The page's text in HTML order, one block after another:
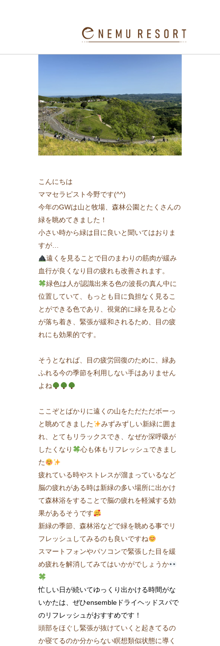
緑を見る効果
こんにちは
ママセラピスト今野です(^^)
今年のGWは山と牧場、森林公園とたくさんの
緑を眺めてきました！
小さい時から緑は目に良いと聞いてはおりま
すが…
遠くを見ることで目のまわりの筋肉が緩み
血行が良くなり目の疲れも改善されます。
緑色は人が認識出来る色の波長の真ん中に
位置していて、もっとも目に負担なく見るこ
とができる色であり、視覚的に緑を見ると心
が落ち着き、緊張が緩和されるため、目の疲
れにも効果的です。
そうとなれば、目の疲労回復のために、緑あ
ふれる今の季節を利用しない手はありません
よね
ここぞとばかりに遠くの山をただただボーっ
と眺めてきました
みずみずしい新緑に囲ま
れ、とてもリラックスでき、なぜか深呼吸が
したくなり
心も体もリフレッシュできまし
た
疲れている時やストレスが溜まっているなど
脳の疲れがある時は新緑の多い場所に出かけ
て森林浴をすることで脳の疲れを軽減する効
果があるそうです
新緑の季節、森林浴などで緑を眺める事でリ
フレッシュしてみるのも良いですね
スマートフォンやパソコンで緊張した目を緩
め疲れを解消してみてはいかがでしょうか
忙しい日が続いてゆっくり出かける時間がな
いかたは、ぜひensembleドライヘッドスパで
のリフレッシュがおすすめです！
頭部をほぐし緊張が抜けていくと起きてるの
か寝てるのか分からない瞑想類似状態に導く